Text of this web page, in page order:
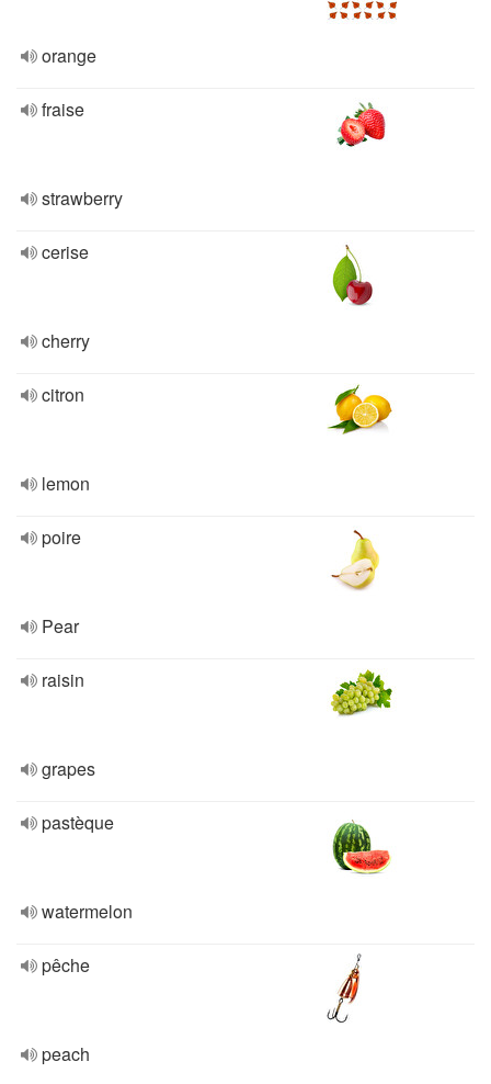
orange
fraise
strawberry
cerise
cherry
citron
lemon
poire
Pear
raisin
grapes
pastèque
watermelon
pêche
peach